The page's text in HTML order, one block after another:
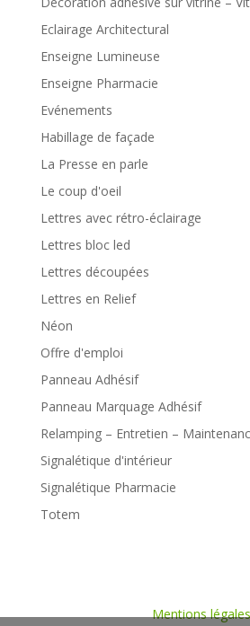
Eclairage Architectural
Enseigne Lumineuse
Enseigne Pharmacie
Evénements
Habillage de façade
La Presse en parle
Le coup d'oeil
Lettres avec rétro-éclairage
Lettres bloc led
Lettres découpées
Lettres en Relief
Néon
Offre d'emploi
Panneau Adhésif
Panneau Marquage Adhésif
Relamping – Entretien –
Signalétique d'intérieur
Signalétique Pharmacie
Totem
Mentions légales